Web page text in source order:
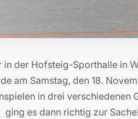
der Hofsteig-Sporthalle in
am Samstag, den 18.
in drei verschiedenen
es dann richtig zur